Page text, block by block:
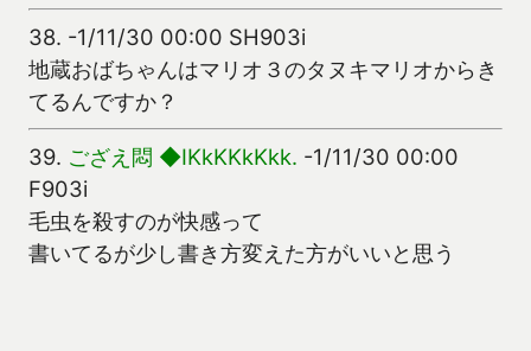
38. -1/11/30 00:00 SH903i
地蔵おばちゃんはマリオ３のタヌキマリオからき
てるんですか？
39. ござえ悶 ◆IKkKKkKkk. -1/11/30 00:00
F903i
毛虫を殺すのが快感って
書いてるが少し書き方変えた方がいいと思う